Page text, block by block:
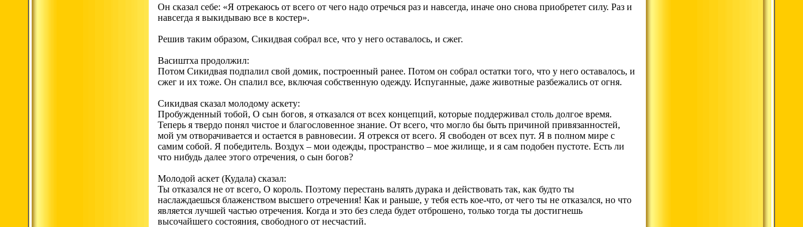
Он сказал себе: «Я отрекаюсь от всего от чего надо отречься раз и навсегда, иначе оно снова приобретет силу. Раз и
навсегда я выкидываю все в костер».
Решив таким образом, Сикидвая собрал все, что у него оставалось, и сжег.
Васиштха продолжил:
Потом Сикидвая подпалил свой домик, построенный ранее. Потом он собрал остатки того, что у него оставалось, и
сжег и их тоже. Он спалил все, включая собственную одежду. Испуганные, даже животные разбежались от огня.
Сикидвая сказал молодому аскету:
Пробужденный тобой, О сын богов, я отказался от всех концепций, которые поддерживал столь долгое время.
Теперь я твердо понял чистое и благословенное знание. От всего, что могло бы быть причиной привязанностей,
мой ум отворачивается и остается в равновесии. Я отрекся от всего. Я свободен от всех пут. Я в полном мире с
самим собой. Я победитель. Воздух – мои одежды, пространство – мое жилище, и я сам подобен пустоте. Есть ли
что нибудь далее этого отречения, о сын богов?
Молодой аскет (Кудала) сказал:
Ты отказался не от всего, О король. Поэтому перестань валять дурака и действовать так, как будто ты
наслаждаешься блаженством высшего отречения! Как и раньше, у тебя есть кое-что, от чего ты не отказался, но что
является лучшей частью отречения. Когда и это без следа будет отброшено, только тогда ты достигнешь
высочайшего состояния, свободного от несчастий.